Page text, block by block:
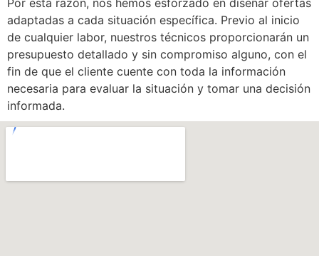
adaptadas a cada situación específica. Previo al inicio
de cualquier labor, nuestros técnicos proporcionarán un
presupuesto detallado y sin compromiso alguno, con el
fin de que el cliente cuente con toda la información
necesaria para evaluar la situación y tomar una decisión
informada.